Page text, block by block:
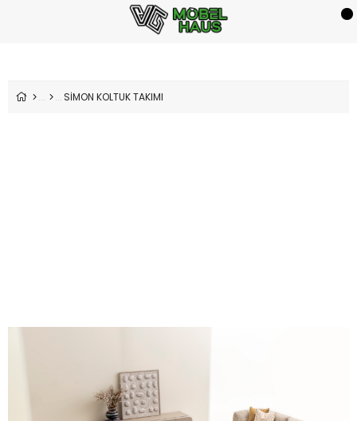
SİMON KOLTUK TAKIMI